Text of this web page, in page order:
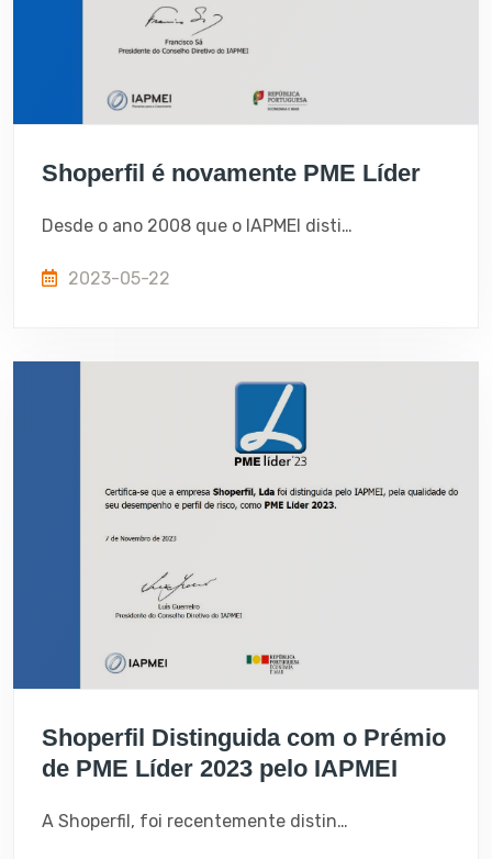
Shoperfil é novamente PME Líder
Desde o ano 2008 que o IAPMEI distingue as melhores PME Nacionais com o estatuto de PME Líder, conferindo a estas empresas uma maior notoriedade no mercado nacional. A
2023-05-22
Shoperfil Distinguida com o Prémio
de PME Líder 2023 pelo IAPMEI
A Shoperfil, foi recentemente distinguida com o prestigiado prémio de PME Líder 2023 pelo IAPMEI - Agência para a Competitividade e Inovação.